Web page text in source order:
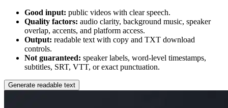
Good input: public videos with clear speech.
Quality factors: audio clarity, background music, speaker
overlap, accents, and platform access.
Output: readable text with copy and TXT download
controls.
Not guaranteed: speaker labels, word-level timestamps,
subtitles, SRT, VTT, or exact punctuation.
Generate readable text